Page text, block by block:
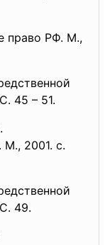
право РФ. М.,
45 – 51.
М., 2001. с.
49.